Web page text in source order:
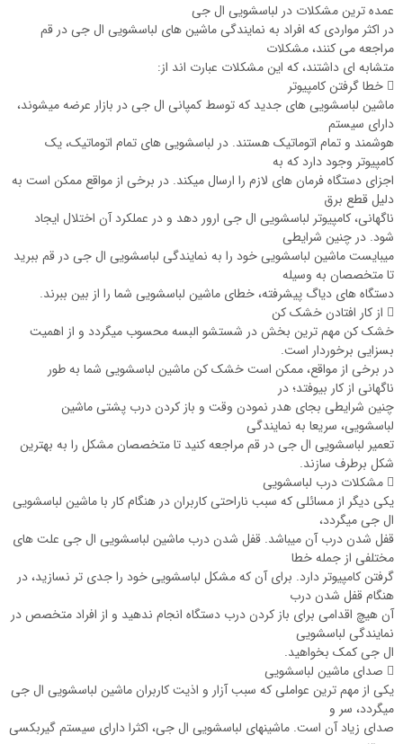
عمده ترین مشکلات در لباسشویی ال جی
در اکثر مواردی که افراد به نمایندگی ماشین های لباسشویی ال جی در قم
مراجعه می کنند، مشکلات
متشابه ای داشتند، که این مشکلات عبارت اند از:
 خطا گرفتن کامپیوتر
ماشین لباسشویی ‏های جدید که توسط کمپانی ال جی در بازار عرضه می‏شوند،
دارای سیستم
هوشمند و تمام اتوماتیک هستند. در لباسشویی‏ های تمام اتوماتیک، یک
کامپیوتر وجود دارد که به
اجزای دستگاه فرمان‏ های لازم را ارسال می‏کند. در برخی از مواقع ممکن است به
دلیل قطع برق
ناگهانی، کامپیوتر لباسشویی ال جی ارور دهد و در عملکرد آن اختلال ایجاد
شود. در چنین شرایطی
می‏بایست ماشین لباسشویی خود را به نمایندگی لباسشویی ال جی در قم ببرید
تا متخصصان به وسیله
دستگاه ‏های دیاگ پیشرفته، خطای ماشین لباسشویی شما را از بین ببرند.
 از کار افتادن خشک کن
خشک کن مهم ترین بخش در شستشو البسه محسوب می‏گردد و از اهمیت
بسزایی برخوردار است.
در برخی از مواقع، ممکن است خشک کن ماشین لباسشویی شما به طور
ناگهانی از کار بیوفتد؛ در
چنین شرایطی بجای هدر نمودن وقت و باز کردن درب پشتی ماشین
لباسشویی، سریعا به نمایندگی
تعمیر لباسشویی ال جی در قم مراجعه کنید تا متخصصان مشکل را به بهترین
شکل برطرف سازند.
 مشکلات درب لباسشویی
یکی دیگر از مسائلی که سبب ناراحتی کاربران در هنگام کار با ماشین لباسشویی
ال جی می‏گردد،
قفل شدن درب آن می‏باشد. قفل شدن درب ماشین لباسشویی ال جی علت ‏های
مختلفی از جمله خطا
گرفتن کامپیوتر دارد. برای آن که مشکل لباسشویی خود را جدی تر نسازید، در
هنگام قفل شدن درب
آن هیچ اقدامی برای باز کردن درب دستگاه انجام ندهید و از افراد متخصص در
نمایندگی لباسشویی
ال جی کمک بخواهید.
 صدای ماشین لباسشویی
یکی از مهم ترین عواملی که سبب آزار و اذیت کاربران ماشین لباسشویی ال جی
می‏گردد، سر و
صدای زیاد آن است. ماشین‏های لباسشویی ال جی، اکثرا دارای سیستم گیربکسی